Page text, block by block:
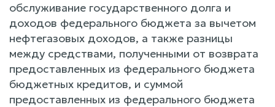
обслуживание государственного долга и
доходов федерального бюджета за вычетом
нефтегазовых доходов, а также разницы
между средствами, полученными от возврата
предоставленных из федерального бюджета
бюджетных кредитов, и суммой
предоставленных из федерального бюджета